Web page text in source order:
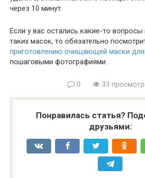
через 10 минут.
Если у вас остались какие-то
таких масок, то обязательно
приготовлению очищающей маски
пошаговыми фотографиями.
0 33
Понравилась статья?
друзьями: